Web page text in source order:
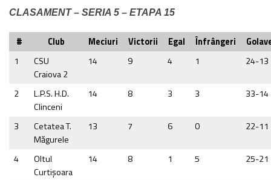
CLASAMENT – SERIA 5 – ETAPA 15
# Club Meciuri Victorii Egal Înfrângeri
1
CSU
Craiova 2
14 9 4 1 24-13
2
L.P.S. H.D.
Clinceni
14 8 3 3 33-14
3
Cetatea T.
Măgurele
13 7 6 0 22-11
4
Oltul
Curtişoara
14 8 1 5 25-21